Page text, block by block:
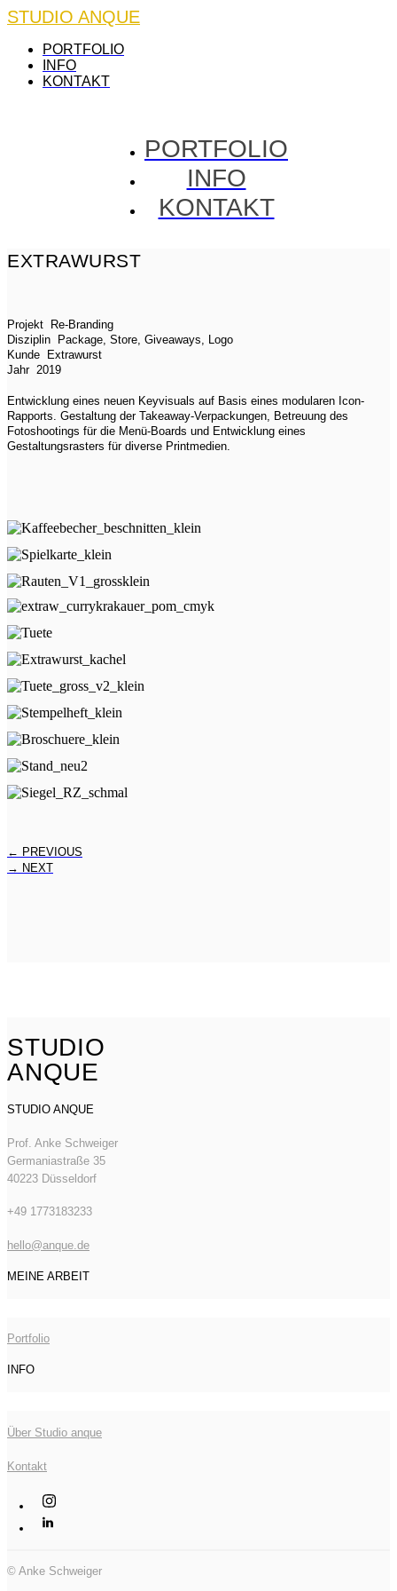
STUDIO ANQUE
PORTFOLIO
INFO
KONTAKT
PORTFOLIO
INFO
KONTAKT
EXTRAWURST
Projekt
Re-Branding
Disziplin
Package, Store, Giveaways, Logo
Kunde
Extrawurst
Jahr 2019
Entwicklung eines neuen Keyvisuals auf Basis eines modularen Icon-
Rapports. Gestaltung der Takeaway-Verpackungen, Betreuung des
Fotoshootings für die Menü-Boards und Entwicklung eines
Gestaltungsrasters für diverse Printmedien.
← PREVIOUS
→ NEXT
STUDIO
ANQUE
STUDIO ANQUE
Prof. Anke Schweiger
Germaniastraße 35
40223 Düsseldorf
+49 1773183233
hello@anque.de
MEINE ARBEIT
Portfolio
INFO
Über Studio anque
Kontakt
© Anke Schweiger